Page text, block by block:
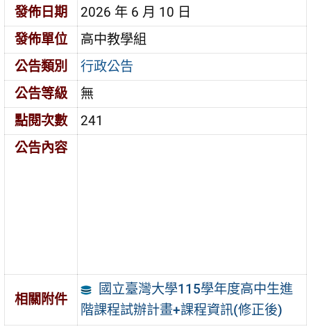
發佈日期
2026 年 6 月 10 日
發佈單位
高中教學組
公告類別
行政公告
公告等級
無
點閱次數
241
公告內容
相關附件
國立臺灣大學115學年度高中生進
階課程試辦計畫+課程資訊(修正後)